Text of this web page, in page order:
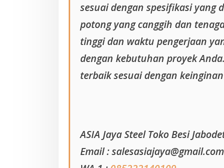
sesuai dengan spesifikasi
potong yang canggih dan
tinggi dan waktu pengerjaan
dengan kebutuhan proyek
terbaik sesuai dengan
ASIA Jaya Steel Toko Besi
Email : salesasiajaya@gmail.com